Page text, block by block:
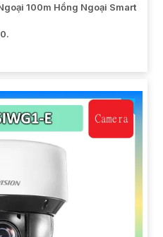
100m Hồng Ngoại Smart